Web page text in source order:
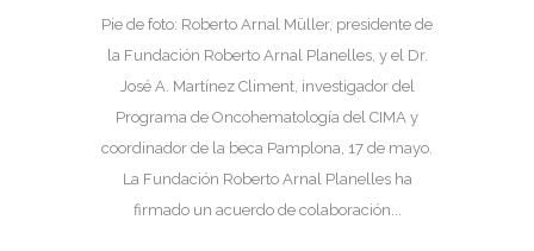
Pie de foto: Roberto Arnal Müller, presidente de
la Fundación Roberto Arnal Planelles, y el Dr.
José A. Martínez Climent, investigador del
Programa de Oncohematología del CIMA y
coordinador de la beca Pamplona, 17 de mayo.
La Fundación Roberto Arnal Planelles ha
firmado un acuerdo de colaboración...